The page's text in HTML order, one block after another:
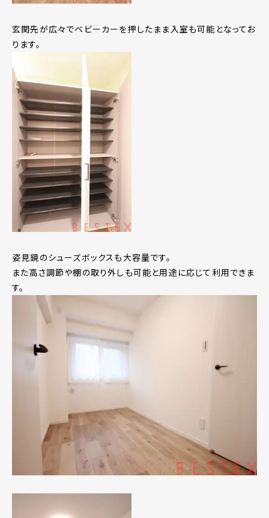
玄関先が広々でベビーカーを押したまま入室も可能となってお
ります。
姿見鏡のシューズボックスも大容量です。
また高さ調節や棚の取り外しも可能と用途に応じて利用できま
す。